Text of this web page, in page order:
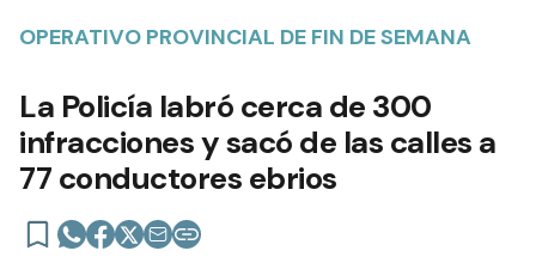
OPERATIVO PROVINCIAL DE FIN DE SEMANA
La Policía labró cerca de 300
infracciones y sacó de las calles a
77 conductores ebrios